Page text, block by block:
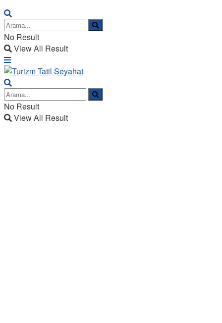
No Result
View All Result
No Result
View All Result